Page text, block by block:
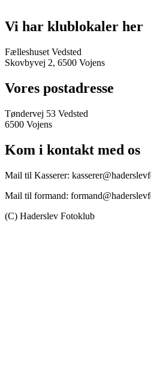
Vi har klublokaler her
Fælleshuset Vedsted
Skovbyvej 2, 6500 Vojens
Vores postadresse
Tøndervej 53 Vedsted
6500 Vojens
Kom i kontakt med os
Mail til Kasserer:
Mail til formand:
(C) Haderslev Fotoklub